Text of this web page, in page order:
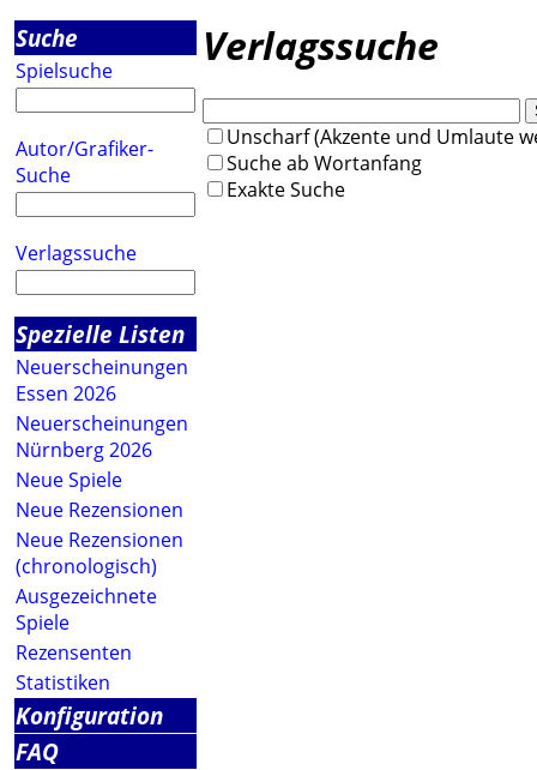
Suche
Spielsuche
Autor/Grafiker-
Suche
Verlagssuche
Spezielle Listen
Neuerscheinungen
Essen 2026
Neuerscheinungen
Nürnberg 2026
Neue Spiele
Neue Rezensionen
Neue Rezensionen
(chronologisch)
Ausgezeichnete
Spiele
Rezensenten
Statistiken
Konfiguration
FAQ
Verlagssuche
Unscharf (Akzente und Umlaute
Suche ab Wortanfang
Exakte Suche